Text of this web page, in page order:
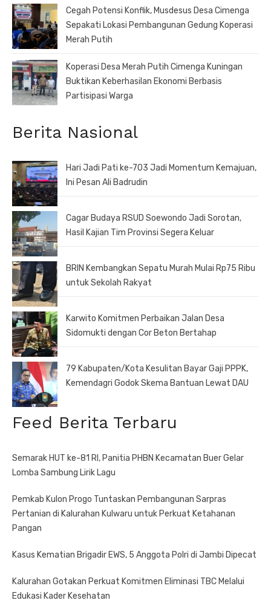
Cegah Potensi Konflik, Musdesus Desa Cimenga
Sepakati Lokasi Pembangunan Gedung Koperasi
Merah Putih
Koperasi Desa Merah Putih Cimenga Kuningan
Buktikan Keberhasilan Ekonomi Berbasis
Partisipasi Warga
Berita Nasional
Hari Jadi Pati ke-703 Jadi Momentum Kemajuan,
Ini Pesan Ali Badrudin
Cagar Budaya RSUD Soewondo Jadi Sorotan,
Hasil Kajian Tim Provinsi Segera Keluar
BRIN Kembangkan Sepatu Murah Mulai Rp75 Ribu
untuk Sekolah Rakyat
Karwito Komitmen Perbaikan Jalan Desa
Sidomukti dengan Cor Beton Bertahap
79 Kabupaten/Kota Kesulitan Bayar Gaji PPPK,
Kemendagri Godok Skema Bantuan Lewat DAU
Feed Berita Terbaru
Semarak HUT ke-81 RI, Panitia PHBN Kecamatan Buer Gelar
Lomba Sambung Lirik Lagu
Pemkab Kulon Progo Tuntaskan Pembangunan Sarpras
Pertanian di Kalurahan Kulwaru untuk Perkuat Ketahanan
Pangan
Kasus Kematian Brigadir EWS, 5 Anggota Polri di Jambi Dipecat
Kalurahan Gotakan Perkuat Komitmen Eliminasi TBC Melalui
Edukasi Kader Kesehatan